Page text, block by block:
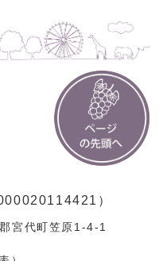
）
宮代町笠原1-4-1